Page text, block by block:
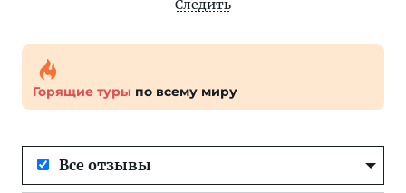
Следить
Горящие туры по всему миру
Все отзывы